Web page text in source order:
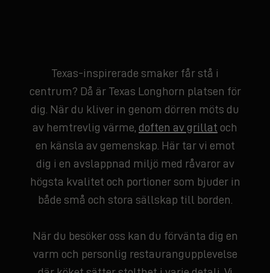
Texas-inspirerade smaker får stå i
centrum? Då är Texas Longhorn platsen för
dig. När du kliver in genom dörren möts du
av hemtrevlig värme, doften av grillat och
en känsla av gemenskap. Här tar vi emot
dig i en avslappnad miljö med råvaror av
högsta kvalitet och portioner som bjuder in
både små och stora sällskap till borden.
När du besöker oss kan du förvänta dig en
varm och personlig restaurangupplevelse